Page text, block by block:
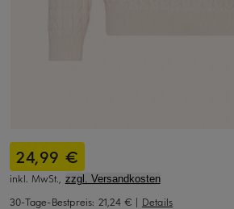
24,99 €
inkl. MwSt., zzgl. Versandkosten
30-Tage-Bestpreis: 21,24 € | Details